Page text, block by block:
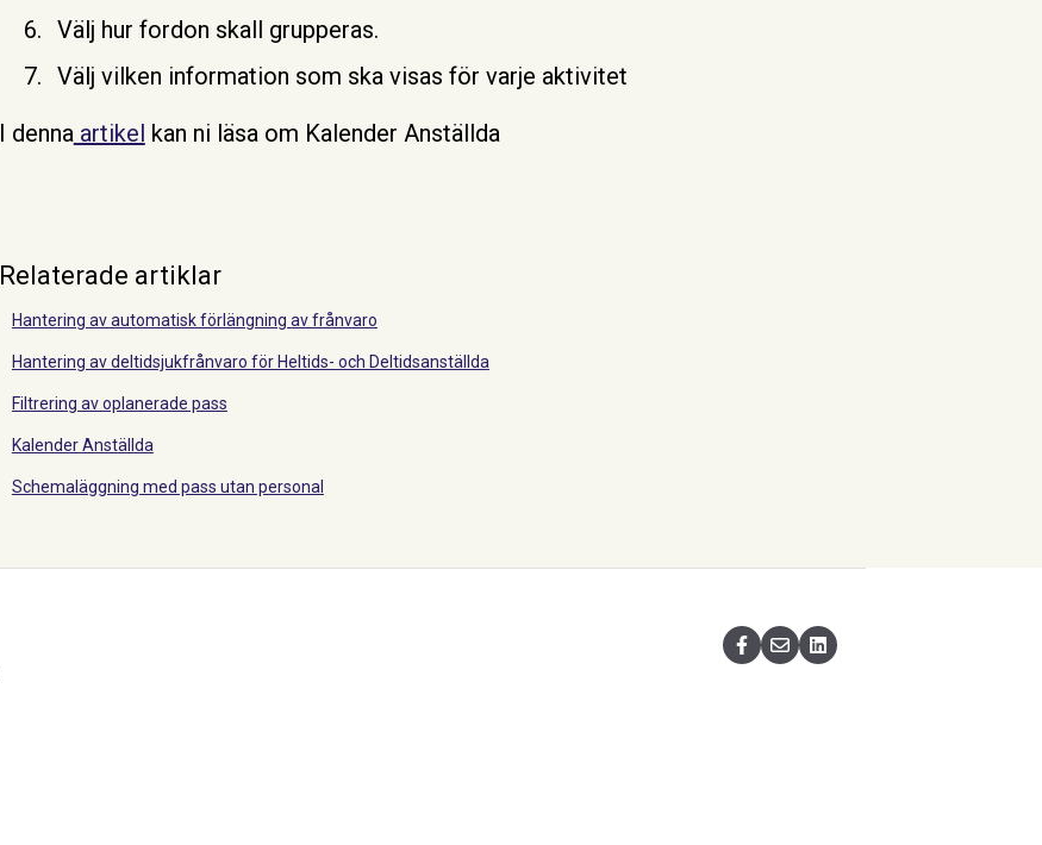
Välj hur fordon skall grupperas.
Välj vilken information som ska visas för varje aktivitet
I dennaartikel kan ni läsa om Kalender Anställda
Relaterade artiklar
Hantering av automatisk förlängning av frånvaro
Hantering av deltidsjukfrånvaro för Heltids- och Deltidsanställda
Filtrering av oplanerade pass
Kalender Anställda
Schemaläggning med pass utan personal